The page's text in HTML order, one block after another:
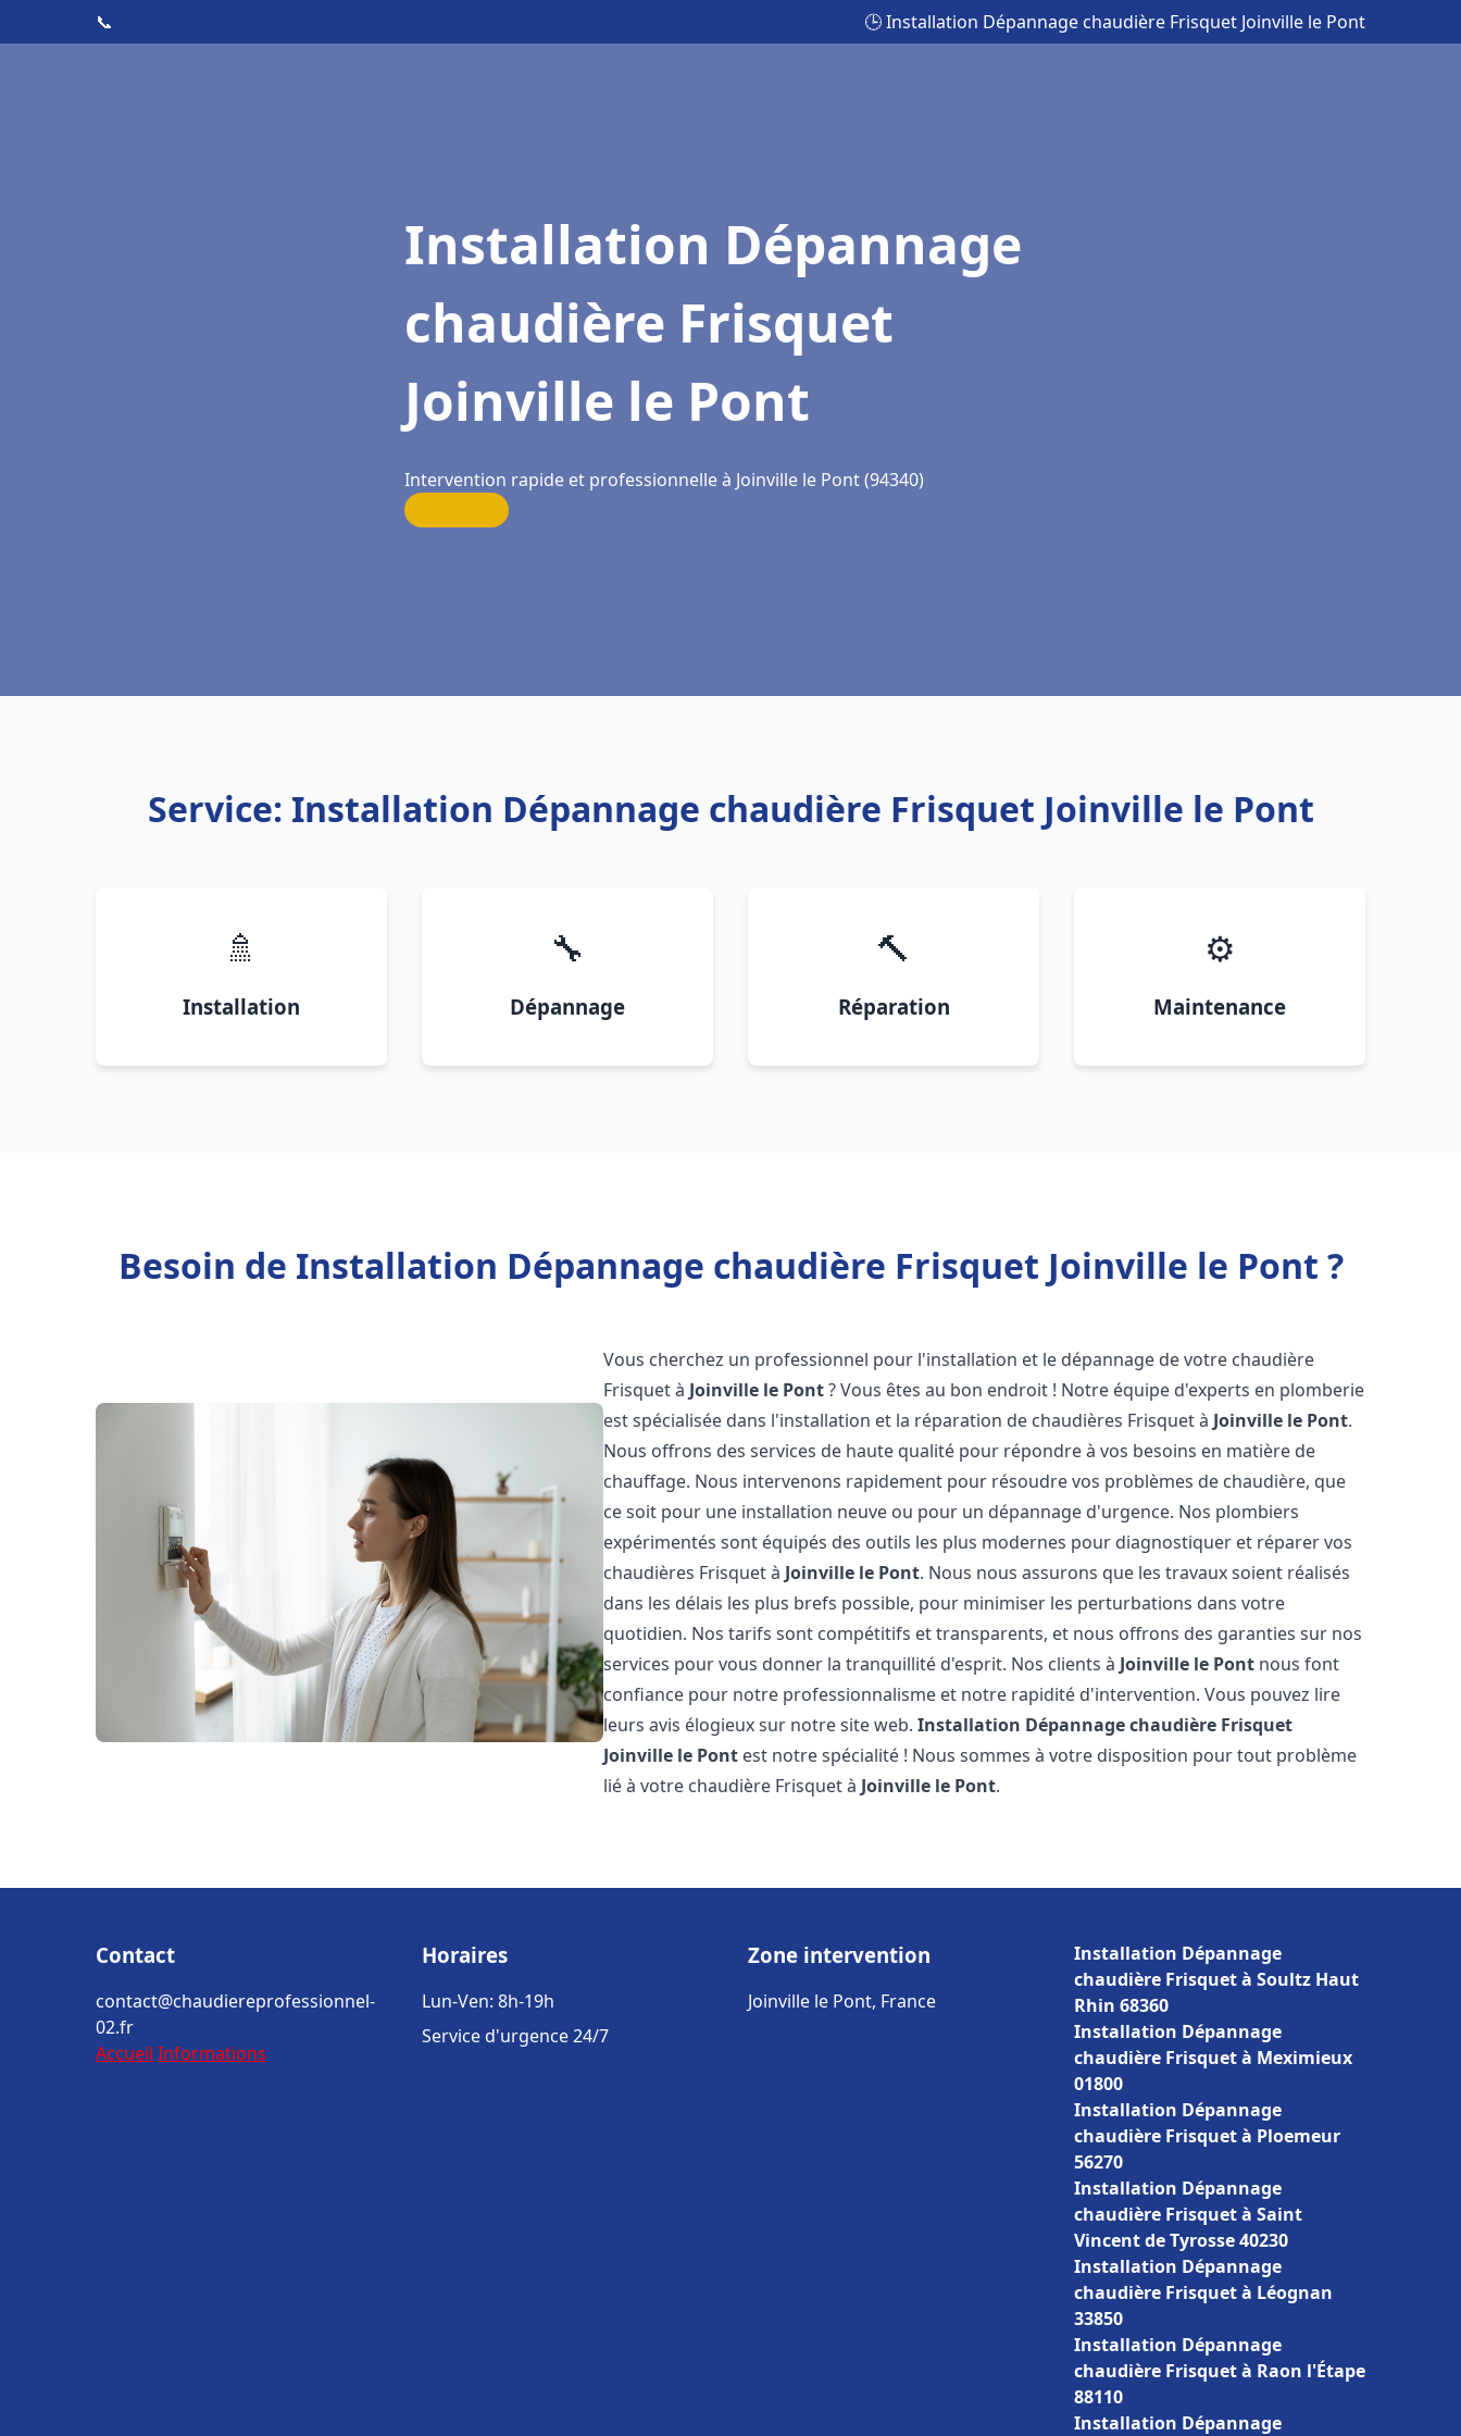
📞 🕒 Installation Dépannage chaudière Frisquet Joinville le Pont
Installation Dépannage
chaudière Frisquet
Joinville le Pont
Intervention rapide et professionnelle à Joinville le Pont (94340)
Service: Installation Dépannage chaudière Frisquet Joinville le Pont
🚿
Installation
🔧
Dépannage
🔨
Réparation
⚙️
Maintenance
Besoin de Installation Dépannage chaudière Frisquet Joinville le Pont ?
Vous cherchez un professionnel pour l'installation et le dépannage de votre chaudière
Frisquet à Joinville le Pont? Vous êtes au bon endroit ! Notre équipe d'experts en plomberie
est spécialisée dans l'installation et la réparation de chaudières Frisquet à Joinville le Pont.
Nous offrons des services de haute qualité pour répondre à vos besoins en matière de
chauffage. Nous intervenons rapidement pour résoudre vos problèmes de chaudière, que
ce soit pour une installation neuve ou pour un dépannage d'urgence. Nos plombiers
expérimentés sont équipés des outils les plus modernes pour diagnostiquer et réparer vos
chaudières Frisquet à Joinville le Pont. Nous nous assurons que les travaux soient réalisés
dans les délais les plus brefs possible, pour minimiser les perturbations dans votre
quotidien. Nos tarifs sont compétitifs et transparents, et nous offrons des garanties sur nos
services pour vous donner la tranquillité d'esprit. Nos clients à Joinville le Pont nous font
confiance pour notre professionnalisme et notre rapidité d'intervention. Vous pouvez lire
leurs avis élogieux sur notre site web.Installation Dépannage chaudière Frisquet
Joinville le Pont est notre spécialité ! Nous sommes à votre disposition pour tout problème
lié à votre chaudière Frisquet à Joinville le Pont.
Contact
contact@chaudiereprofessionnel-
02.fr
Accueil Informations
Horaires
Lun-Ven: 8h-19h
Service d'urgence 24/7
Zone intervention
Joinville le Pont, France
Installation Dépannage
chaudière Frisquet à Soultz Haut
Rhin 68360
Installation Dépannage
chaudière Frisquet à Meximieux
01800
Installation Dépannage
chaudière Frisquet à Ploemeur
56270
Installation Dépannage
chaudière Frisquet à Saint
Vincent de Tyrosse 40230
Installation Dépannage
chaudière Frisquet à Léognan
33850
Installation Dépannage
chaudière Frisquet à Raon l'Étape
88110
Installation Dépannage